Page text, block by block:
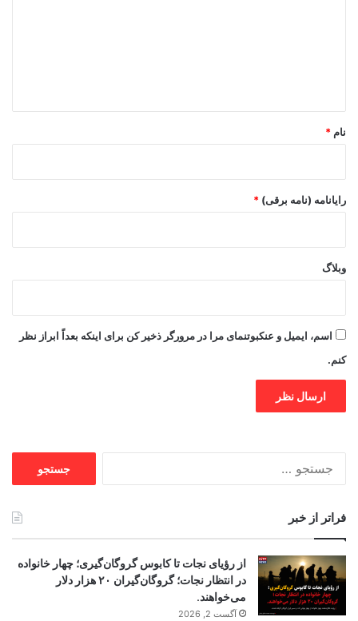
نام *
رایانامه (نامه برقی) *
وبلاگ
اسم، ایمیل و عنکبوتنمای مرا در مرورگر ذخیر کن برای اینکه بعداً ابراز نظر
کنم.
فراتر از خبر
از رؤیای نجات تا کابوس گروگان‌گیری؛ چهار خانواده
در انتظار نجات؛ گروگان‌گیران ۲۰ هزار دلار
می‌خواهند.
آگست 2, 2026